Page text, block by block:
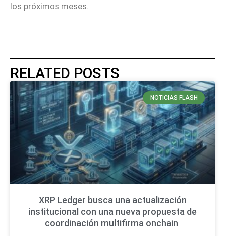
los próximos meses.
RELATED POSTS
NOTICIAS FLASH
XRP Ledger busca una actualización
institucional con una nueva propuesta de
coordinación multifirma onchain